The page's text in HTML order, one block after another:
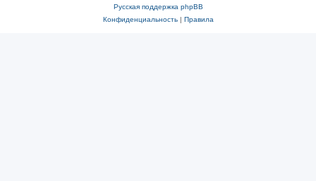
Русская поддержка phpBB
Конфиденциальность| Правила